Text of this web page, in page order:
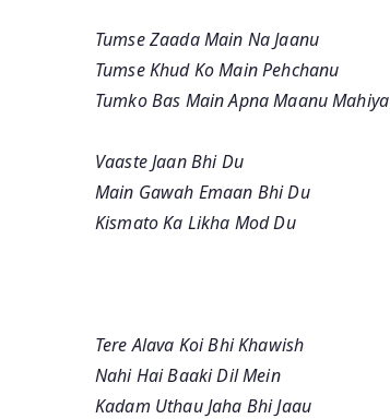
Tumse Zaada Main Na Jaanu
Tumse Khud Ko Main Pehchanu
Tumko Bas Main Apna Maanu Mahiya
Vaaste Jaan Bhi Du
Main Gawah Emaan Bhi Du
Kismato Ka Likha Mod Du
Tere Alava Koi Bhi Khawish
Nahi Hai Baaki Dil Mein
Kadam Uthau Jaha Bhi Jaau